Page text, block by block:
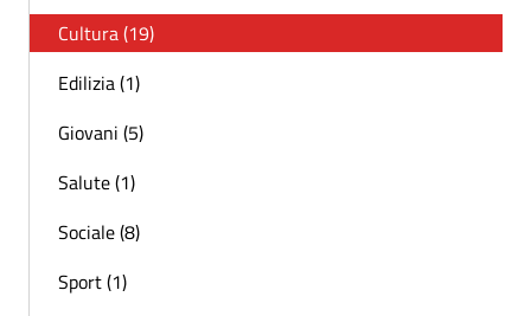
Cultura (19)
Edilizia (1)
Giovani (5)
Salute (1)
Sociale (8)
Sport (1)